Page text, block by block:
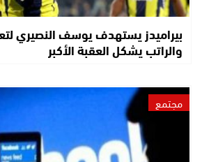
بيراميدز يستهدف يوسف النصيري
والراتب يشكل العقبة الأكبر
مجتمع